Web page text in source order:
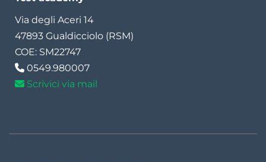
Via degli Aceri 14
47893 Gualdicciolo (RSM)
COE: SM22747
0549.980007
Scrivici via mail